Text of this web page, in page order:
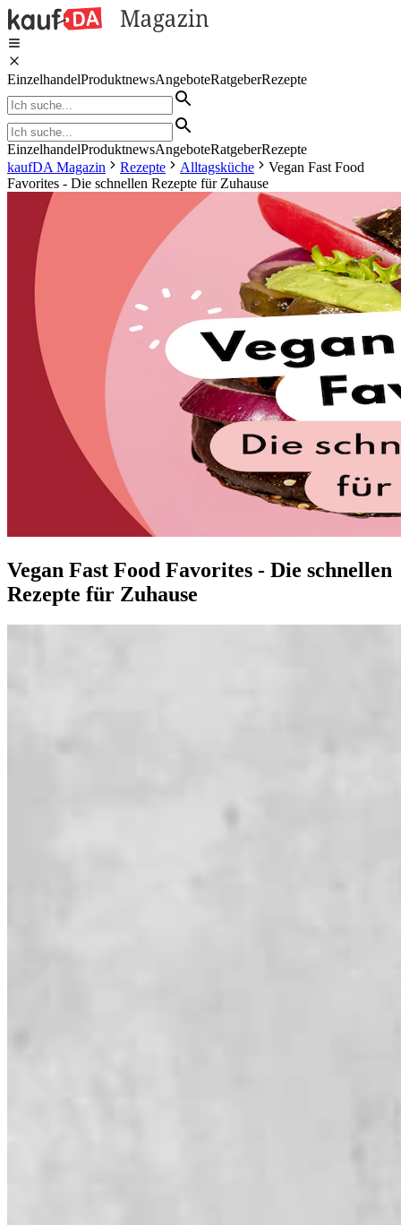
EinzelhandelProduktnewsAngeboteRatgeberRezepte
EinzelhandelProduktnewsAngeboteRatgeberRezepte
kaufDA Magazin
Rezepte Alltagsküche
Vegan Fast Food
Favorites - Die schnellen Rezepte für Zuhause
Vegan Fast Food Favorites - Die schnellen
Rezepte für Zuhause